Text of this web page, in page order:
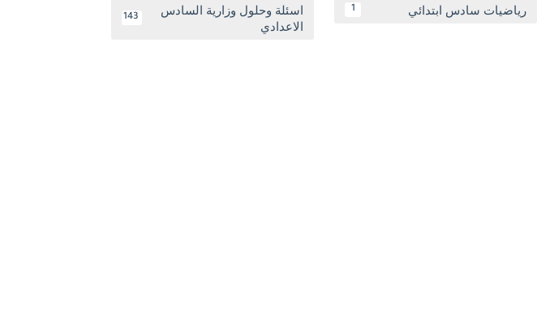
رياضيات سادس ابتدائي 1
اسئلة وحلول وزارية السادس
الاعدادي
143